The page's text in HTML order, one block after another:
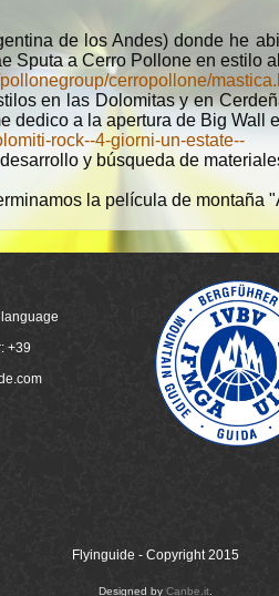
de los Andes) donde he
Sputa a Cerro Pollone en estilo
cerropollone/
en las Dolomitas y en
dedico a la apertura de Big Wall
rock--4-giorni-un-estate--
y búsqueda de
la película de montaña
+39
Flyinguide - Copyright 2015
Designed by Canbe.it.